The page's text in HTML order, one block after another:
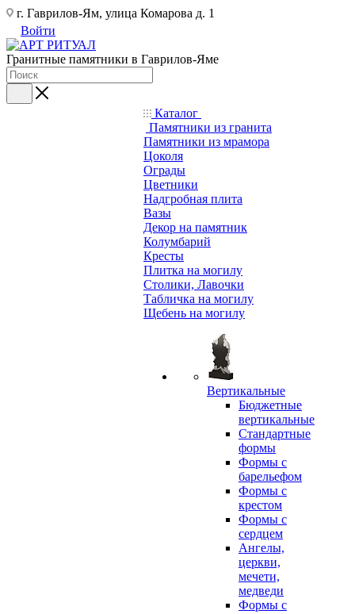
г. Гаврилов-Ям, улица Комарова д. 1
Войти
Гранитные памятники в Гаврилов-Яме
Каталог
Памятники из гранита
Памятники из мрамора
Цоколя
Ограды
Цветники
Надгробная плита
Вазы
Декор на памятник
Колумбарий
Кресты
Плитка на могилу
Столики, Лавочки
Табличка на могилу
Щебень на могилу
Вертикальные
Бюджетные
вертикальные
Стандартные
формы
Формы с
барельефом
Формы с
крестом
Формы с
сердцем
Ангелы,
церкви,
мечети,
медведи
Формы с